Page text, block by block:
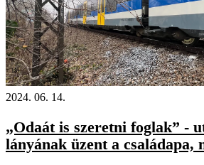
18+
2024. 06. 14.
„Odaát is szeretni foglak” -
lányának üzent a családapa,